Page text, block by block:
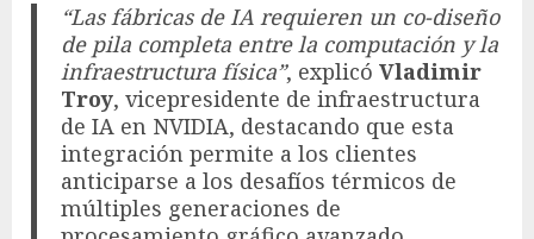
“Las fábricas de IA requieren un co-diseño
de pila completa entre la computación y la
infraestructura física”, explicóVladimir
Troy, vicepresidente de infraestructura
de IA en NVIDIA, destacando que esta
integración permite a los clientes
anticiparse a los desafíos térmicos de
múltiples generaciones de